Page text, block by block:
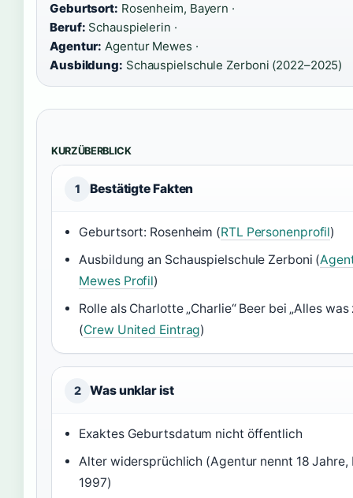
Geburtsort: Rosenheim, Bayern ·
Beruf: Schauspielerin ·
Agentur: Agentur Mewes ·
Ausbildung: Schauspielschule Zerboni (2022–2025)
KURZÜBERBLICK
1 Bestätigte Fakten
Geburtsort: Rosenheim (RTL Personenprofil)
Ausbildung an Schauspielschule Zerboni (
Mewes Profil)
Rolle als Charlotte „Charlie“ Beer bei „Alles was
(Crew United Eintrag)
2 Was unklar ist
Exaktes Geburtsdatum nicht öffentlich
Alter widersprüchlich (Agentur nennt 18 Jahre,
1997)